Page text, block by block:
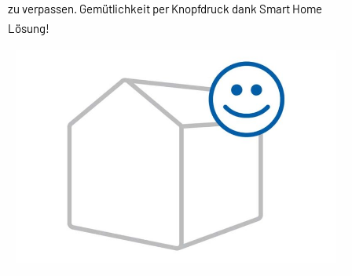
zu verpassen. Gemütlichkeit per Knopfdruck dank Smart Home
Lösung!